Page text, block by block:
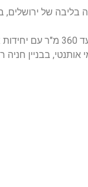
בליבה של ירושלים,
דירות ענק בנות 142 מ"ר
אותנטי, בבניין